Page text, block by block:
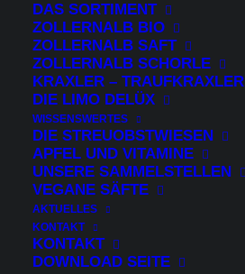
DAS SORTIMENT
ZOLLERNALB BIO
ZOLLERNALB SAFT
ZOLLERNALB SCHORLE
KRAXLER – TRAUFKRAXLER
DIE LIMO DELÜX
WISSENSWERTES
DIE STREUOBSTWIESEN
APFEL UND VITAMINE
UNSERE SAMMELSTELLEN
VEGANE SÄFTE
AKTUELLES
KONTAKT
KONTAKT
DOWNLOAD SEITE